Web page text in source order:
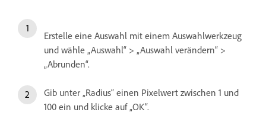
Erstelle eine Auswahl mit einem Auswahlwerkzeug
und wähle „Auswahl“ > „Auswahl verändern“ >
„Abrunden“.
Gib unter „Radius“ einen Pixelwert zwischen 1 und
100 ein und klicke auf „OK“.